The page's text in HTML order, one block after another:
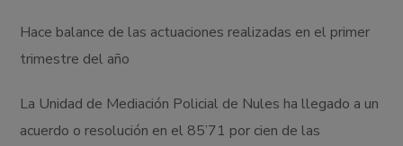
Hace balance de las actuaciones realizadas en el primer
trimestre del año
La Unidad de Mediación Policial de Nules ha llegado a un
acuerdo o resolución en el 85’71 por cien de las